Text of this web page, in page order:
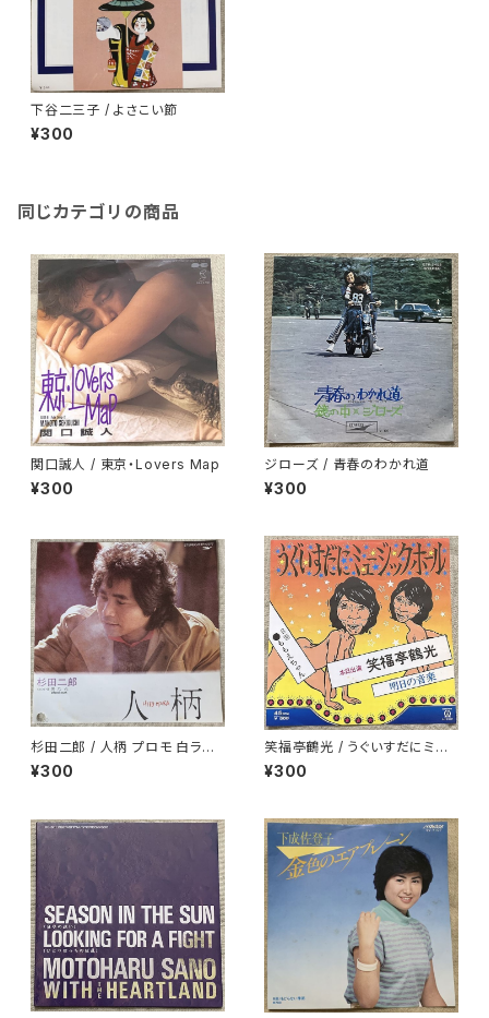
下谷二三子 / よさこい節
¥300
同じカテゴリの商品
関口誠人 / 東京・Lovers Map
¥300
ジローズ / 青春のわかれ道
¥300
杉田二郎 / 人柄 プロモ 白ラベ
ル
¥300
笑福亭鶴光 / うぐいすだにミュ
ージックホール
¥300